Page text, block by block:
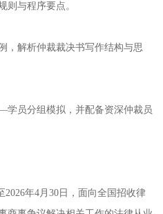
则与程序要点。
，解析仲裁裁决书写作结构与思
学员分组模拟，并配备资深仲裁员
年4月30日，面向全国招收律